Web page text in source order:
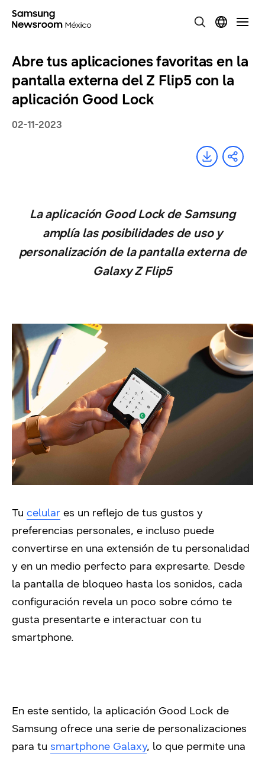
Abre tus aplicaciones favoritas en la
pantalla externa del Z Flip5 con la
aplicación Good Lock
02-11-2023
La aplicación Good Lock de Samsung
amplía las posibilidades de uso y
personalización de la pantalla externa de
Galaxy Z Flip5
Tu celular es un reflejo de tus gustos y
preferencias personales, e incluso puede
convertirse en una extensión de tu personalidad
y en un medio perfecto para expresarte. Desde
la pantalla de bloqueo hasta los sonidos, cada
configuración revela un poco sobre cómo te
gusta presentarte e interactuar con tu
smartphone.
En este sentido, la aplicación Good Lock de
Samsung ofrece una serie de personalizaciones
para tu smartphone Galaxy, lo que permite una